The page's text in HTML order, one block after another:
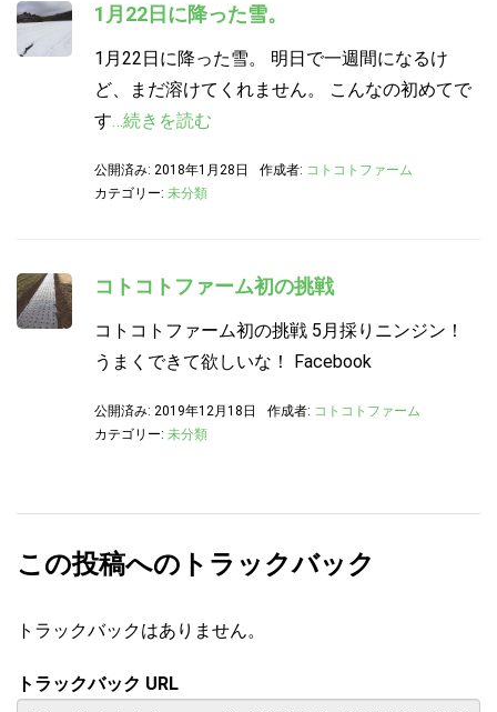
1月22日に降った雪。
1月22日に降った雪。 明日で一週間になるけ
ど、まだ溶けてくれません。 こんなの初めてで
す …続きを読む
公開済み: 2018年1月28日 作成者: コトコトファーム
カテゴリー: 未分類
コトコトファーム初の挑戦
コトコトファーム初の挑戦 5月採りニンジン！
うまくできて欲しいな！ Facebook
公開済み: 2019年12月18日 作成者: コトコトファーム
カテゴリー: 未分類
この投稿へのトラックバック
トラックバックはありません。
トラックバック URL